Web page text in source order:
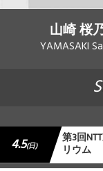
山崎 桜
YAMASAKI
4.5(日) 第3回
リウム